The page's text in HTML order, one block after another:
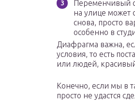
Переменчивый
на улице может
снова, просто
особенно в
Диафрагма важна,
условия, то есть
или людей,
Конечно, если мы в
просто не удастся